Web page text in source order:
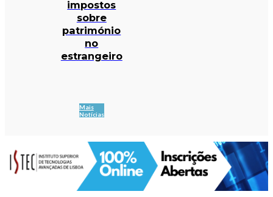
impostos
sobre
património
no
estrangeiro
Mais
Notícias